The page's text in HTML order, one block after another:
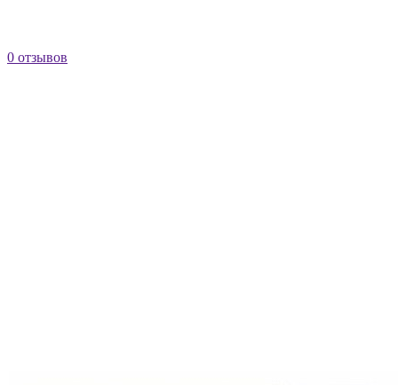
0 отзывов